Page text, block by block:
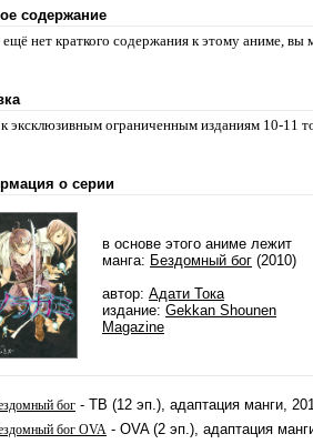
содержание
ещё нет краткого содержания к этому аниме, вы
эксклюзивным ограниченным изданиям 10-11
о серии
в основе этого аниме лежит
манга: Бездомный бог (2010)
автор: Адати Тока
издание: Gekkan Shounen
Magazine
бог - ТВ (12 эп.), адаптация манги,
бог OVA - OVA (2 эп.), адаптация